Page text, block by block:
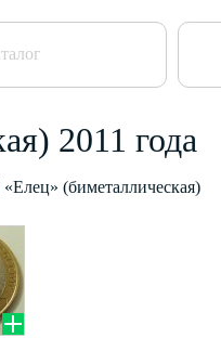
2011 года
«Елец» (биметаллическая)